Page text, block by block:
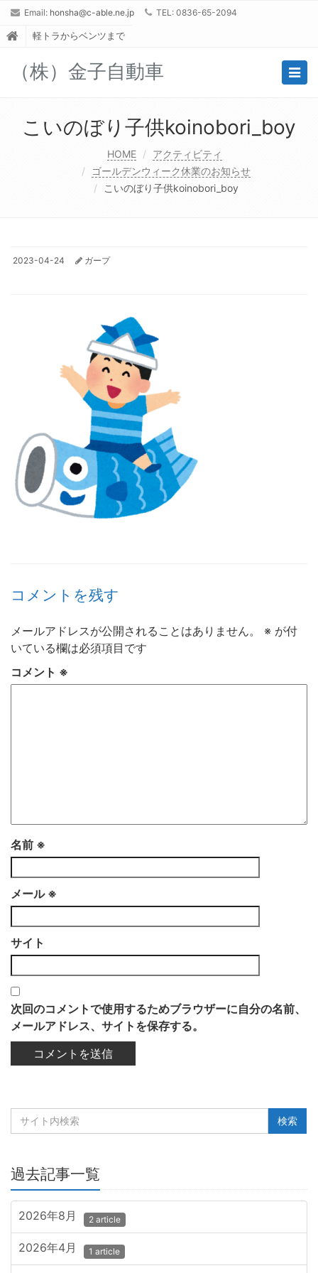
Email: honsha@c-able.ne.jp TEL: 0836-65-2094
軽トラからベンツまで
（株）金子自動車
こいのぼり子供koinobori_boy
HOME
アクティビティ
ゴールデンウィーク休業のお知らせ
こいのぼり子供koinobori_boy
2023-04-24 ガープ
コメントを残す
メールアドレスが公開されることはありません。 ※ が付
いている欄は必須項目です
コメント ※
名前 ※
メール ※
サイト
次回のコメントで使用するためブラウザーに自分の名前、
メールアドレス、サイトを保存する。
過去記事一覧
2026年8月 2 article
2026年4月 1 article